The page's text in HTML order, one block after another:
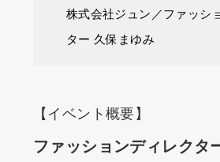
株式会社ジュン／ファッシ
ター 久保まゆみ
【イベント概要】
ファッションディレクタ